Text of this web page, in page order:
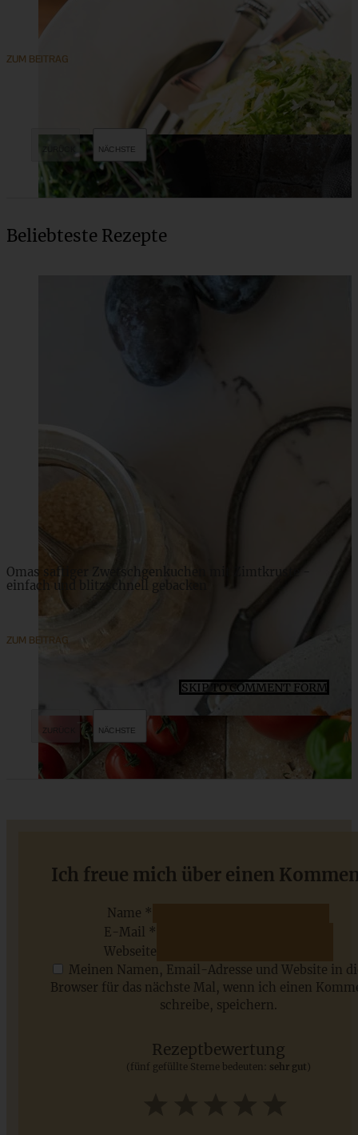
ZUM BEITRAG
One Pot French Onion Pasta – Französische
Cremiges One Pot Orzo Pasta Rezept mit Hühnchen,
getrockneten Tomaten und Champignons
Beliebteste Rezepte
Omas saftiger Zwetschgenkuchen mit Zimtkruste -
einfach und blitzschnell gebacken
ZUM BEITRAG
Saisonale Rezepte im Juli - meine 7 sommerlichen
SKIP TO COMMENT FORM
Ich freue mich über einen
Name *
E-Mail *
Webseite
Meinen Namen, Email-Adresse und Website in
Browser für das nächste Mal, wenn ich einen
schreibe, speichern.
Rezeptbewertung
(fünf gefüllte Sterne bedeuten: sehr gut )